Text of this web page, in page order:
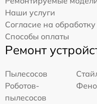
Наши услуги
Согласие на
Способы оплаты
Ремонт
Пылесосов
Роботов-
пылесосов